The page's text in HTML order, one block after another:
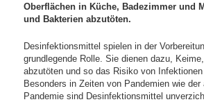
Oberflächen in Küche, Badezimmer und
und Bakterien abzutöten.
Desinfektionsmittel spielen in der
grundlegende Rolle. Sie dienen dazu,
abzutöten und so das Risiko von Infektionen
Besonders in Zeiten von Pandemien wie der
Pandemie sind Desinfektionsmittel